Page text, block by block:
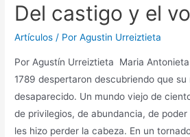
Del castigo y el
Artículos / PorAgustin Urreiztieta
Por Agustín Urreiztieta Maria
1789 despertaron descubriendo que su
desaparecido. Un mundo viejo de
de privilegios, de abundancia, de
les hizo perder la cabeza. En un